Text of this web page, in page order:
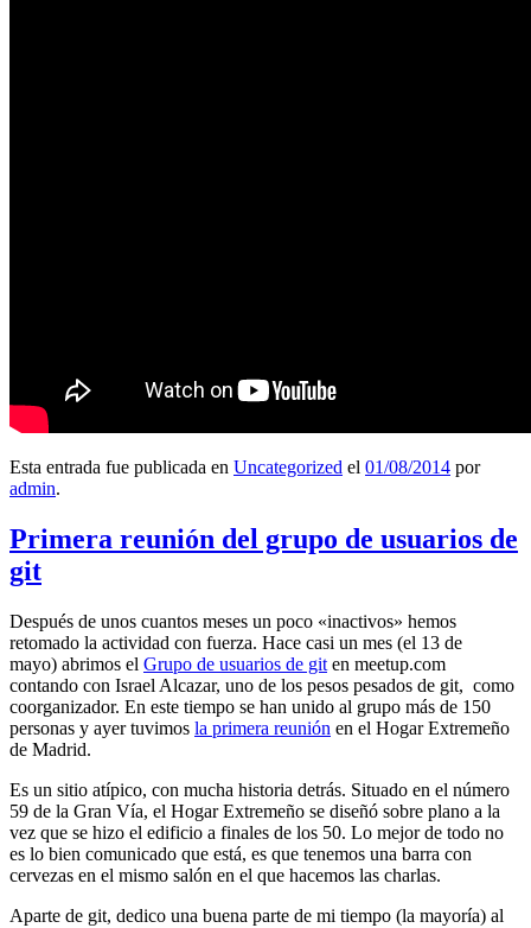
Esta entrada fue publicada en Uncategorized el 01/08/2014 por
admin.
Primera reunión del grupo de usuarios de
git
Después de unos cuantos meses un poco «inactivos» hemos
retomado la actividad con fuerza. Hace casi un mes (el 13 de
mayo) abrimos el Grupo de usuarios de git en meetup.com
contando con Israel Alcazar, uno de los pesos pesados de git, como
coorganizador. En este tiempo se han unido al grupo más de 150
personas y ayer tuvimos la primera reunión en el Hogar Extremeño
de Madrid.
Es un sitio atípico, con mucha historia detrás. Situado en el número
59 de la Gran Vía, el Hogar Extremeño se diseñó sobre plano a la
vez que se hizo el edificio a finales de los 50. Lo mejor de todo no
es lo bien comunicado que está, es que tenemos una barra con
cervezas en el mismo salón en el que hacemos las charlas.
Aparte de git, dedico una buena parte de mi tiempo (la mayoría) al